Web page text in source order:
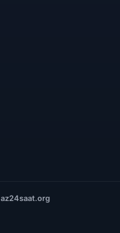
az24saat.org